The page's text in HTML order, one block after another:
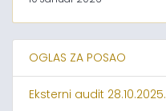
OGLAS ZA POSAO
Eksterni audit 28.10.2025.